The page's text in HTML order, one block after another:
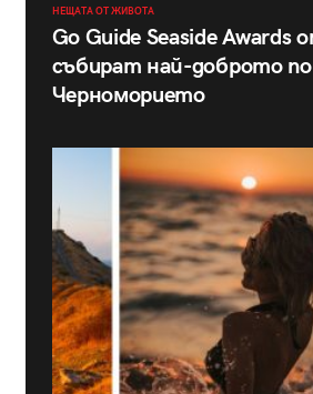
НЕЩАТА ОТ ЖИВОТА
Go Guide Seaside Awards
събират най-доброто по
Черноморието